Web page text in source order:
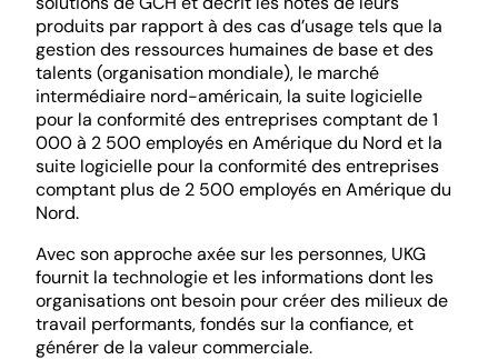
produits par rapport à des cas d’usage tels que la
gestion des ressources humaines de base et des
talents (organisation mondiale), le marché
intermédiaire nord-américain, la suite logicielle
pour la conformité des entreprises comptant de 1
000 à 2 500 employés en Amérique du Nord et la
suite logicielle pour la conformité des entreprises
comptant plus de 2 500 employés en Amérique du
Nord.
Avec son approche axée sur les personnes, UKG
fournit la technologie et les informations dont les
organisations ont besoin pour créer des milieux de
travail performants, fondés sur la confiance, et
générer de la valeur commerciale.